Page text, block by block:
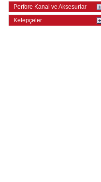
Perfore Kanal ve Aksesurlar
Kelepçeler